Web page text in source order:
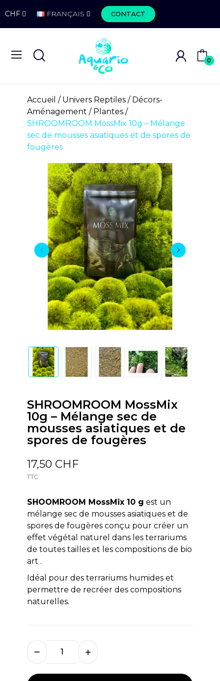
CHF FRANÇAIS CONTACT
0
Accueil Univers Reptiles
Décors-
Aménagement
Plantes
SHROOMROOM MossMix 10g – Mélange
sec de mousses asiatiques et de spores de
fougères
SHROOMROOM MossMix
10g – Mélange sec de
mousses asiatiques et de
spores de fougères
17,50 CHF
TTC
SHOOMROOM MossMix 10 g est un
mélange sec de mousses asiatiques et de
spores de fougères conçu pour créer un
effet végétal naturel dans les terrariums
de toutes tailles et les compositions de bio
art .
Idéal pour des terrariums humides et
permettre de recréer des compositions
naturelles.